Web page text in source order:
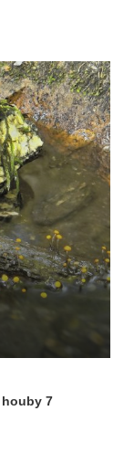
houby 7